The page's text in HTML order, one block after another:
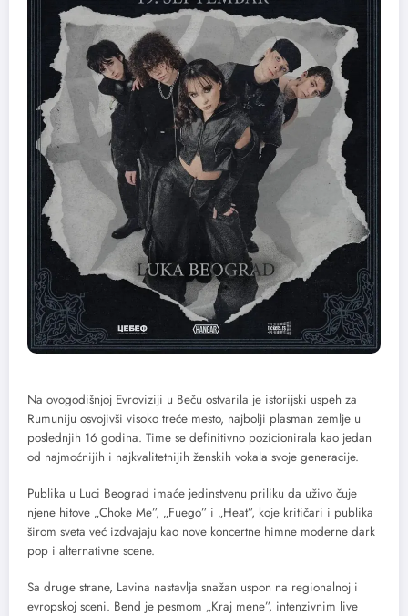
Na ovogodišnjoj Evroviziji u Beču ostvarila je istorijski uspeh za
Rumuniju osvojivši visoko treće mesto, najbolji plasman zemlje u
poslednjih 16 godina. Time se definitivno pozicionirala kao jedan
od najmoćnijih i najkvalitetnijih ženskih vokala svoje generacije.
Publika u Luci Beograd imaće jedinstvenu priliku da uživo čuje
njene hitove „Choke Me”, „Fuego” i „Heat”, koje kritičari i publika
širom sveta već izdvajaju kao nove koncertne himne moderne dark
pop i alternativne scene.
Sa druge strane, Lavina nastavlja snažan uspon na regionalnoj i
evropskoj sceni. Bend je pesmom „Kraj mene”, intenzivnim live